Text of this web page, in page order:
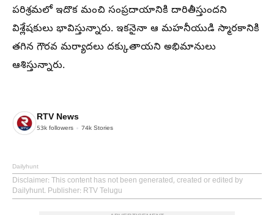
పరిశ్రమలో ఇదొక మంచి సంప్రదాయానికి దారితీస్తుందని
విశ్లేషకులు భావిస్తున్నారు. ఇకనైనా ఆ మహనీయుడి స్మారకానికి
తగిన గౌరవ మర్యాదలు దక్కుతాయని అభిమానులు
ఆశిస్తున్నారు.
RTV News
53k followers 74k Stories
Dailyhunt
Disclaimer: This content has not been generated, created or edited by
Dailyhunt. Publisher: RTV Telugu